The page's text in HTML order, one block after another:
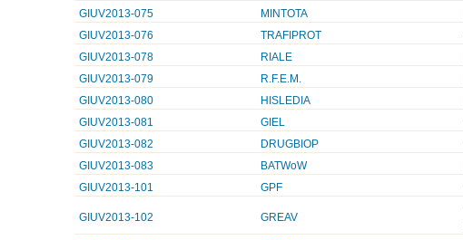
GIUV2013-075
MINTOTA
GIUV2013-076
TRAFIPROT
GIUV2013-078
RIALE
GIUV2013-079
R.F.E.M.
GIUV2013-080
HISLEDIA
GIUV2013-081
GIEL
GIUV2013-082
DRUGBIOP
GIUV2013-083
BATWoW
GIUV2013-101
GPF
GIUV2013-102 GREAV